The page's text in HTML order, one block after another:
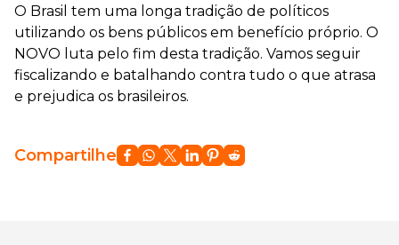
O Brasil tem uma longa tradição de políticos
utilizando os bens públicos em benefício próprio. O
NOVO luta pelo fim desta tradição. Vamos seguir
fiscalizando e batalhando contra tudo o que atrasa
e prejudica os brasileiros.
Compartilhe